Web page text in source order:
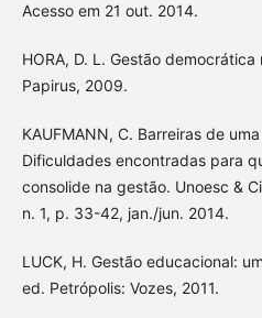
Acesso em 21 out. 2014.
HORA, D. L. Gestão
Papirus, 2009.
KAUFMANN, C. Barreiras de
Dificuldades encontradas para
consolide na gestão. Unoesc &
n. 1, p. 33-42, jan./jun. 2014.
LUCK, H. Gestão educacional:
ed. Petrópolis: Vozes, 2011.